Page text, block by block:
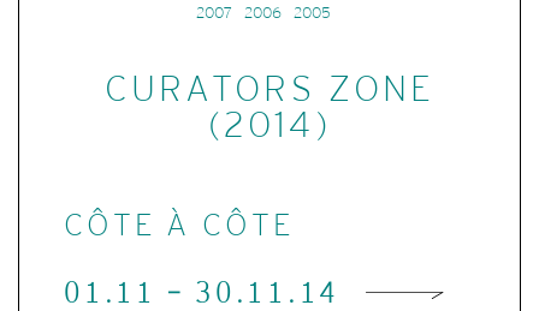
2007
2006 2005
CURATORS ZONE
(2014)
CÔTE À CÔTE
01.11 - 30.11.14